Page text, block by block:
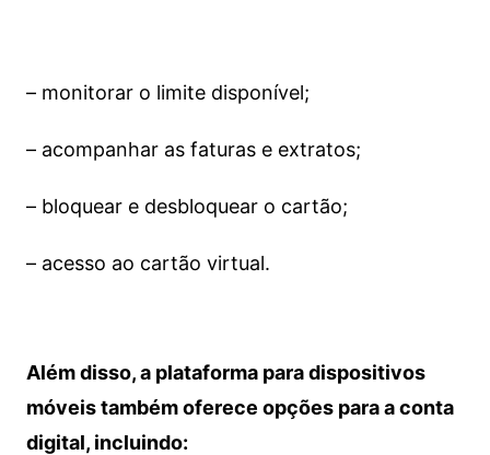
– monitorar o limite disponível;
– acompanhar as faturas e extratos;
– bloquear e desbloquear o cartão;
– acesso ao cartão virtual.
Além disso, a plataforma para dispositivos
móveis também oferece opções para a conta
digital, incluindo: